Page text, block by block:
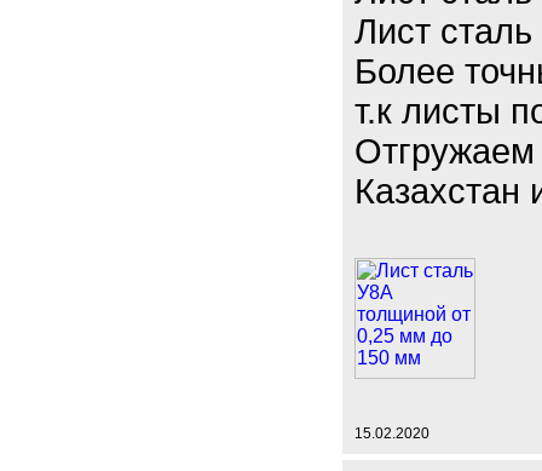
Лист
Более
т.к листы
Отгружаем
Казахстан
15.02.2020